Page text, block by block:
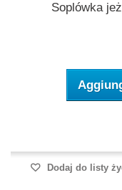
Soplówka
Dodaj do listy